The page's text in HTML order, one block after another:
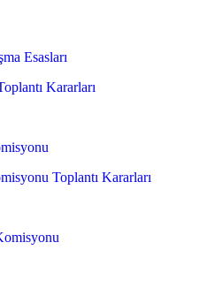
Esasları
Kararları
Toplantı Kararları